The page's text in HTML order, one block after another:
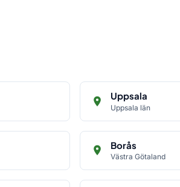
Uppsala
Uppsala län
Borås
Västra Götaland